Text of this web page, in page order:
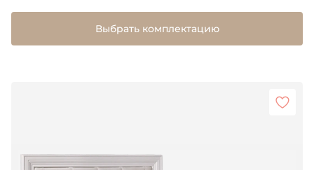
Выбрать комплектацию